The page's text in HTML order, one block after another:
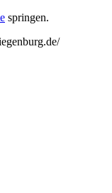
springen.